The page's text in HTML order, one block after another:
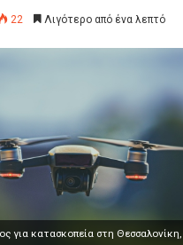
22 Λιγότερο από ένα λεπτό
για κατασκοπεία στη Θεσσαλονίκη,